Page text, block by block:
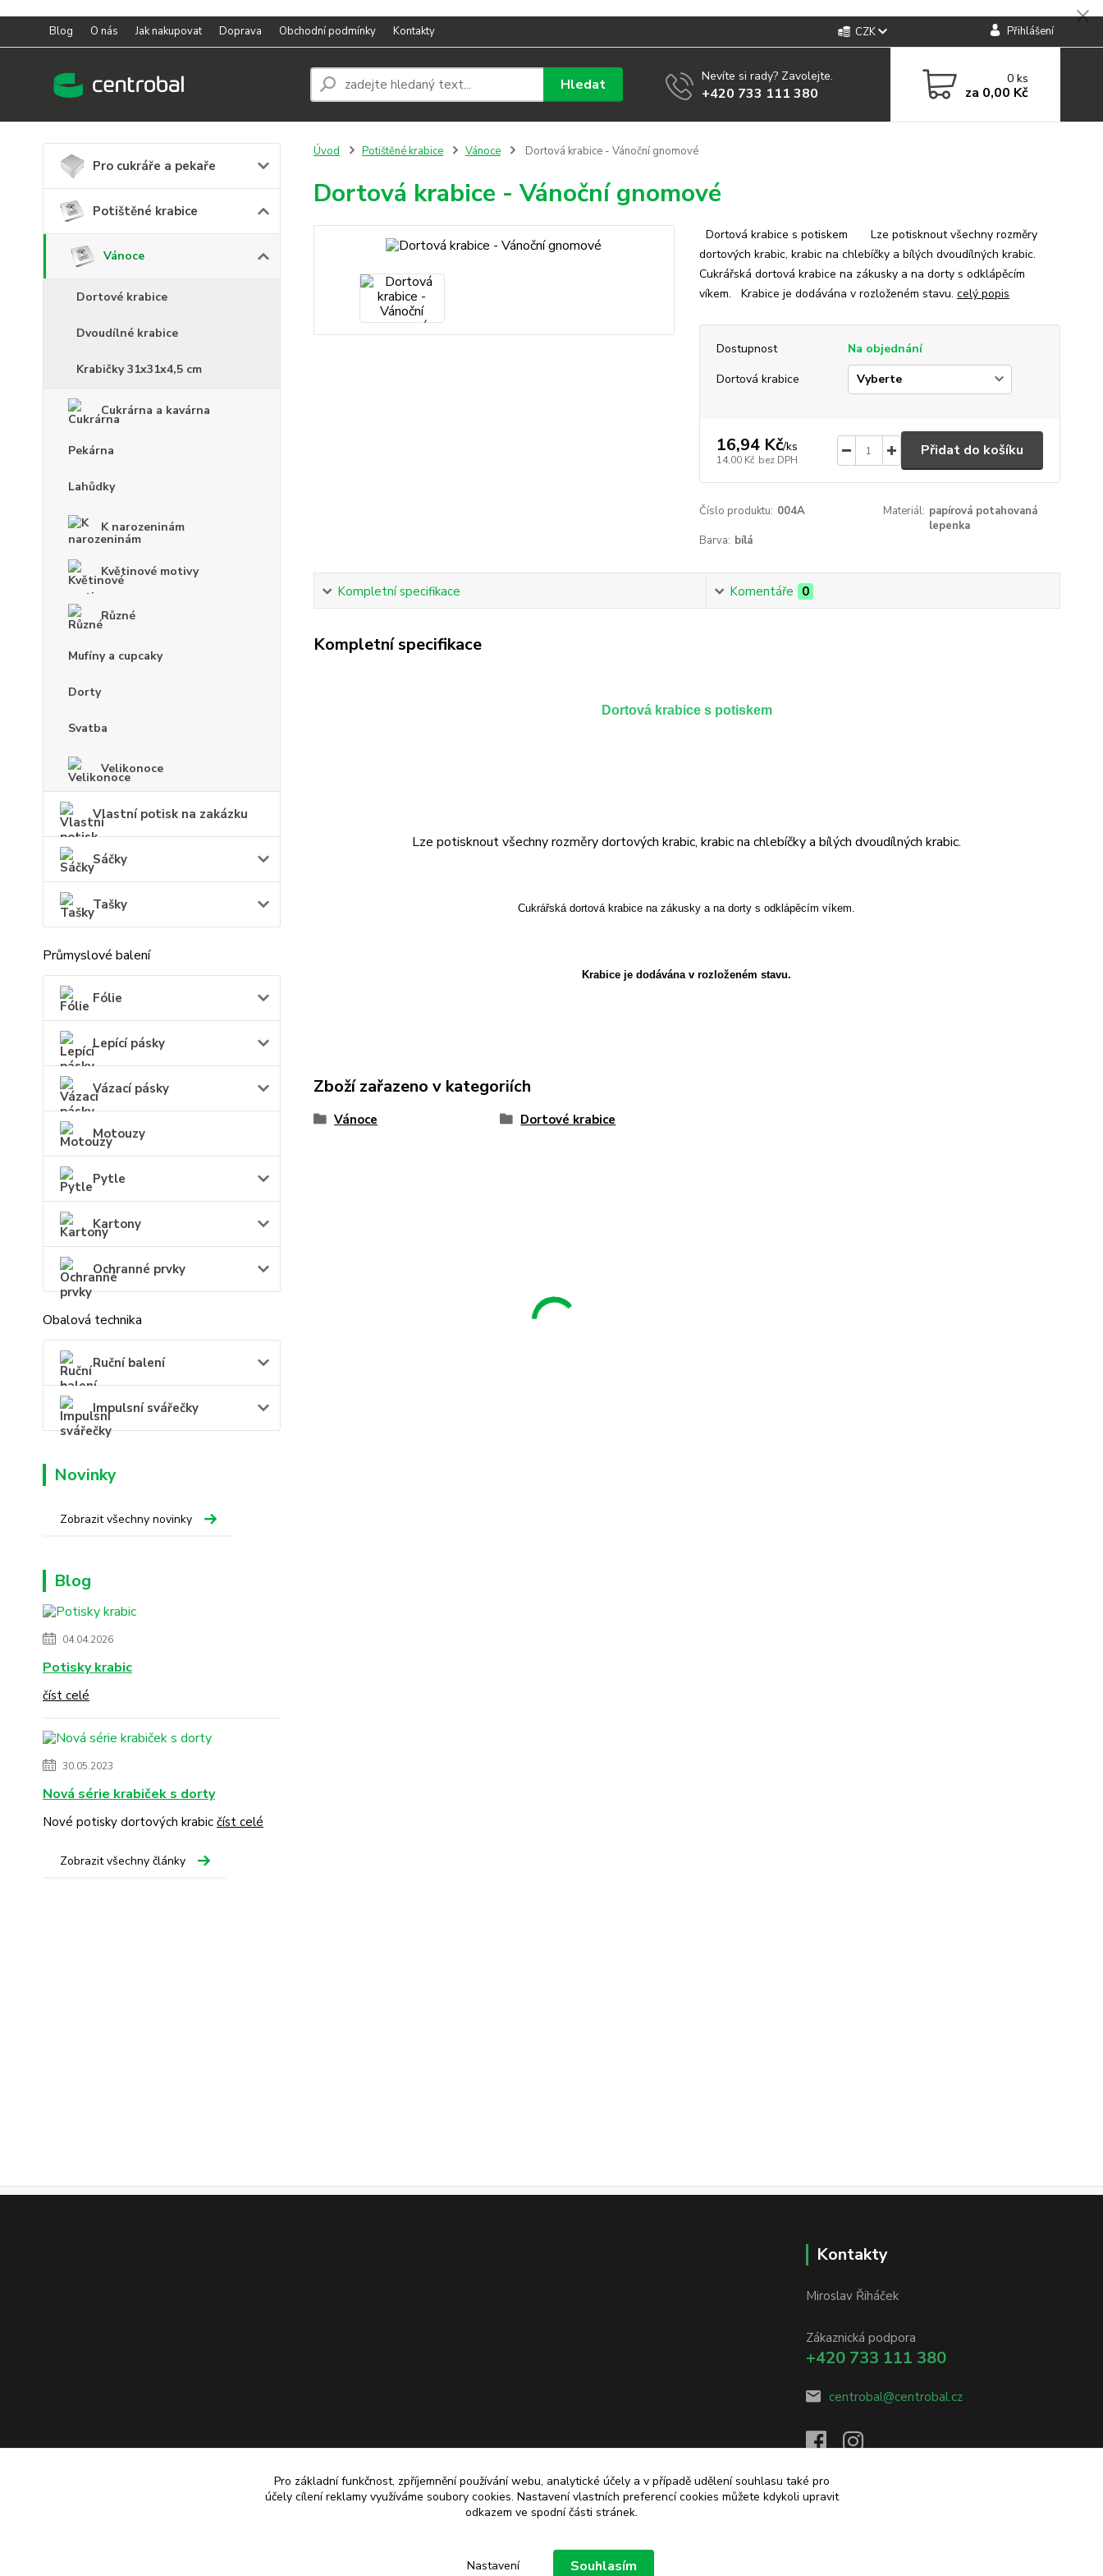
Blog O nás Jak nakupovat Doprava Obchodní podmínky Kontakty CZK Přihlášení
Hledat Nevíte si rady? Zavolejte.
+420 733 111 380
0ks
za 0,00 Kč
Pro cukráře a pekaře
Potištěné krabice
Vánoce
Dortové krabice
Dvoudílné krabice
Krabičky 31x31x4,5 cm
Cukrárna a kavárna
Pekárna
Lahůdky
K narozeninám
Květinové motivy
Různé
Mufíny a cupcaky
Dorty
Svatba
Velikonoce
Vlastní potisk na zakázku
Sáčky
Tašky
Průmyslové balení
Fólie
Lepící pásky
Vázací pásky
Motouzy
Pytle
Kartony
Ochranné prvky
Obalová technika
Ruční balení
Impulsní svářečky
Novinky
Zobrazit všechny novinky
Blog
04.04.2026
Potisky krabic
číst celé
30.05.2023
Nová série krabiček s dorty
Nové potisky dortových krabic číst celé
Zobrazit všechny články
Úvod Potištěné krabice Vánoce Dortová krabice - Vánoční gnomové
Dortová krabice - Vánoční gnomové
Dortová krabice s potiskem Lze potisknout všechny rozměry
dortových krabic, krabic na chlebíčky a bílých dvoudílných krabic.
Cukrářská dortová krabice na zákusky a na dorty s odklápěcím
víkem. Krabice je dodávána v rozloženém stavu. celý popis
Dostupnost
Na objednání
Dortová krabice
16,94 Kč/ks
14,00 Kč bez DPH
Přidat do košíku
Číslo produktu: 004A Materiál: papírová potahovaná
lepenka
Barva: bílá
Kompletní specifikace Komentáře 0
Kompletní specifikace
Dortová krabice s potiskem
Lze potisknout všechny rozměry dortových krabic, krabic na chlebíčky a bílých dvoudílných krabic.
Cukrářská dortová krabice na zákusky a na dorty s odklápěcím víkem.
Krabice je dodávána v rozloženém stavu.
Zboží zařazeno v kategoriích
Vánoce Dortové krabice
Kontakty
Miroslav Řiháček
Zákaznická podpora
+420 733 111 380
centrobal@centrobal.cz
Pro základní funkčnost, zpříjemnění používání webu, analytické účely a v případě udělení souhlasu také pro
účely cílení reklamy využíváme soubory cookies. Nastavení vlastních preferencí cookies můžete kdykoli upravit
odkazem ve spodní části stránek.
Nastavení Souhlasím